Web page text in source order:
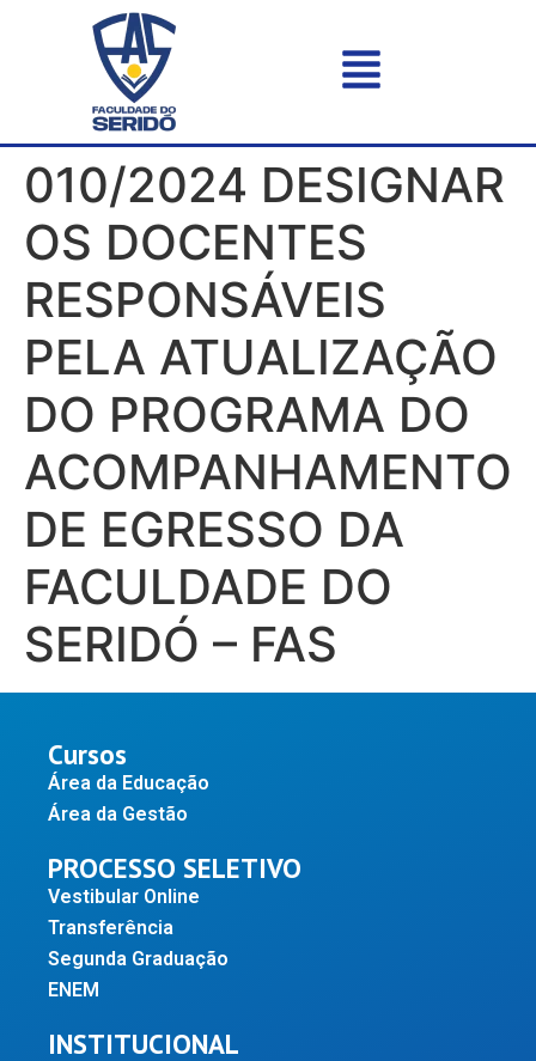
010/2024 DESIGNAR
OS DOCENTES
RESPONSÁVEIS
PELA ATUALIZAÇÃO
DO PROGRAMA DO
ACOMPANHAMENTO
DE EGRESSO DA
FACULDADE DO
SERIDÓ – FAS
Cursos
Área da Educação
Área da Gestão
PROCESSO SELETIVO
Vestibular Online
Transferência
Segunda Graduação
ENEM
INSTITUCIONAL